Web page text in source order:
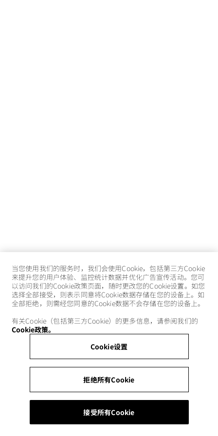
当您使用我们的服务时，我们会使用Cookie，包括第三方Cookie
来提升您的用户体验、监控统计数据并优化广告宣传活动。您可
以访问我们的Cookie政策页面，随时更改您的Cookie设置。如您
选择全部接受，则表示同意将Cookie数据存储在您的设备上。如
全部拒绝，则需经您同意的Cookie数据不会存储在您的设备上。
有关Cookie（包括第三方Cookie）的更多信息，请参阅我们的
Cookie政策。
Cookie设置
拒绝所有Cookie
接受所有Cookie